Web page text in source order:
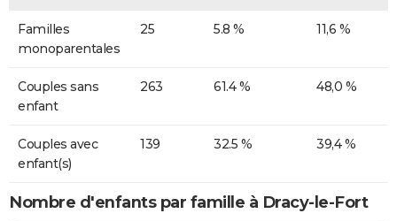
Familles
monoparentales
25 5.8 % 11,6 %
Couples sans
enfant
263 61.4 % 48,0 %
Couples avec
enfant(s)
139 32.5 % 39,4 %
Nombre d'enfants par famille à Dracy-le-Fort